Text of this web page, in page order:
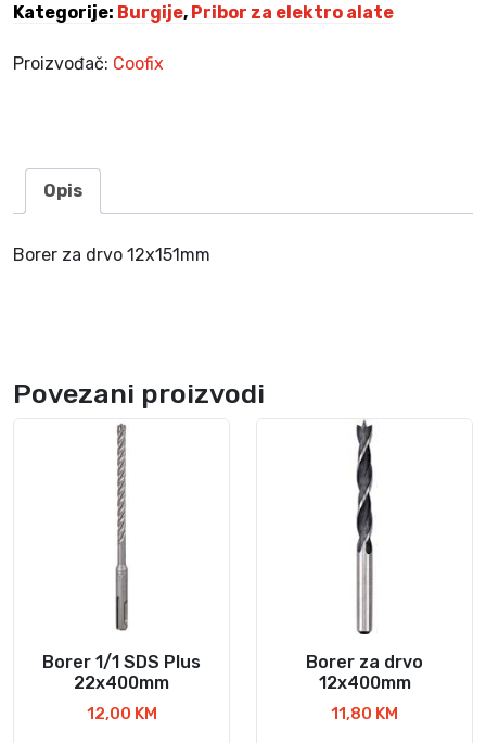
m
k
n
Kategorije: Burgije, Pribor za elektro alate
Proizvođač: Coofix
Opis
Borer za drvo 12x151mm
Povezani proizvodi
Borer 1/1 SDS Plus
22x400mm
12,00 KM
Borer za drvo
12x400mm
11,80 KM